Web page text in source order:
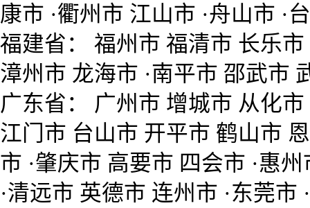
康市 ·衢州市 江山市 ·舟山市 ·
福建省： 福州市 福清市 长乐市
漳州市 龙海市 ·南平市 邵武市
广东省： 广州市 增城市 从化市
江门市 台山市 开平市 鹤山市
市 ·肇庆市 高要市 四会市 ·惠
·清远市 英德市 连州市 ·东莞市